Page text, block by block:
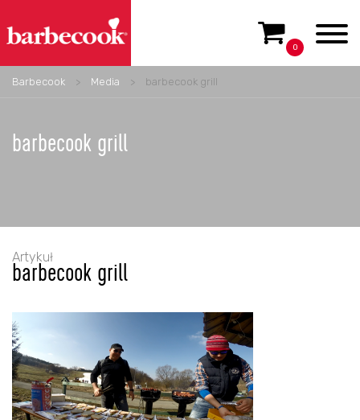
0
Barbecook > Media > barbecook grill
barbecook grill
Artykuł
barbecook grill